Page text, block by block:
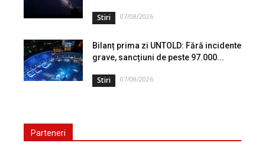
Stiri 07/08/2026
Bilanț prima zi UNTOLD: Fără incidente
grave, sancțiuni de peste 97.000...
Stiri 07/08/2026
Parteneri